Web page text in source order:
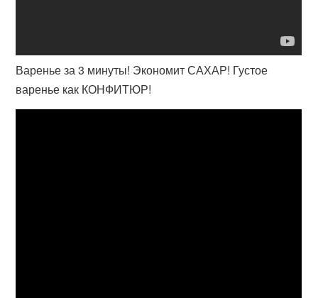
Варенье за 3 минуты! Экономит САХАР! Густое
варенье как КОНФИТЮР!